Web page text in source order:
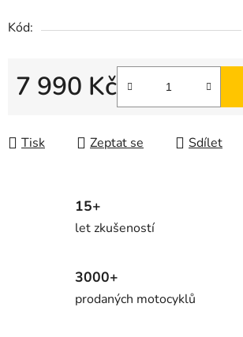
Kód:
7 990 Kč
Tisk Zeptat se Sdílet
15+
let zkušeností
3000+
prodaných motocyklů